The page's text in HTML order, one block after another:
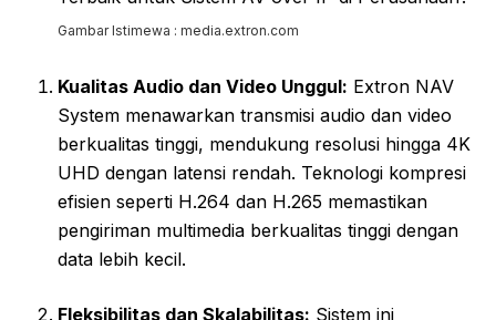
Gambar Istimewa : media.extron.com
Kualitas Audio dan Video Unggul: Extron NAV
System menawarkan transmisi audio dan video
berkualitas tinggi, mendukung resolusi hingga 4K
UHD dengan latensi rendah. Teknologi kompresi
efisien seperti H.264 dan H.265 memastikan
pengiriman multimedia berkualitas tinggi dengan
data lebih kecil.
Fleksibilitas dan Skalabilitas: Sistem ini